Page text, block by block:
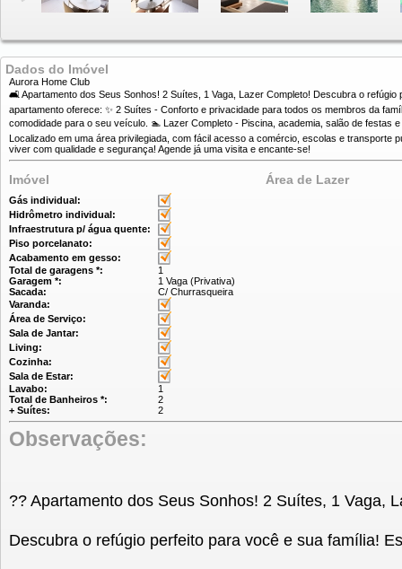
Dados do Imóvel
Aurora Home Club
🛋️ Apartamento dos Seus Sonhos! 2 Suítes, 1 Vaga, Lazer Completo! Descubra o refúgio
apartamento oferece: ✨ 2 Suítes - Conforto e privacidade para todos os membros da
comodidade para o seu veículo. 🏊 Lazer Completo - Piscina, academia, salão de festas
Localizado em uma área privilegiada, com fácil acesso a comércio, escolas e transporte
viver com qualidade e segurança! Agende já uma visita e encante-se!
Imóvel Área de Lazer
Gás individual:
Hidrômetro individual:
Infraestrutura p/ água quente:
Piso porcelanato:
Acabamento em gesso:
Total de garagens *:
1
Garagem *:
1 Vaga (Privativa)
Sacada:
C/ Churrasqueira
Varanda:
Área de Serviço:
Sala de Jantar:
Living:
Cozinha:
Sala de Estar:
Lavabo:
1
Total de Banheiros *:
2
+ Suítes:
2
Observações:
?? Apartamento dos Seus Sonhos! 2 Suítes, 1 Vaga,
Descubra o refúgio perfeito para você e sua família!